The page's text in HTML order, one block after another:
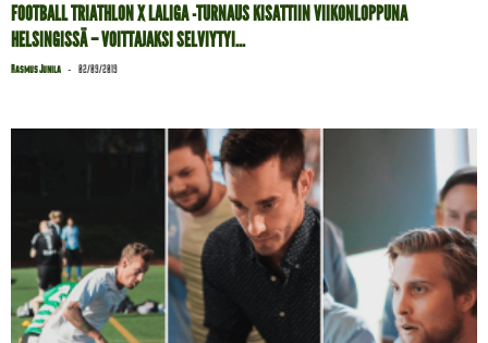
FOOTBALL TRIATHLON X LALIGA -TURNAUS KISATTIIN VIIKONLOPPUNA
HELSINGISSÄ – VOITTAJAKSI SELVIYTYI...
Rasmus Junila - 02/09/2019